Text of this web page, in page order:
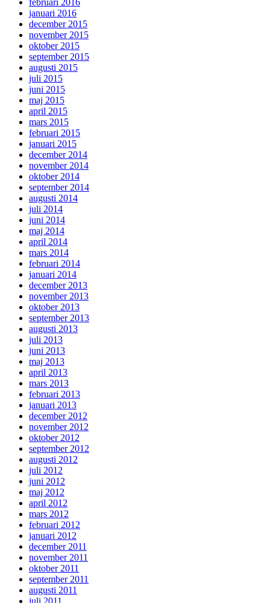
januari 2016
december 2015
november 2015
oktober 2015
september 2015
augusti 2015
juli 2015
juni 2015
maj 2015
april 2015
mars 2015
februari 2015
januari 2015
december 2014
november 2014
oktober 2014
september 2014
augusti 2014
juli 2014
juni 2014
maj 2014
april 2014
mars 2014
februari 2014
januari 2014
december 2013
november 2013
oktober 2013
september 2013
augusti 2013
juli 2013
juni 2013
maj 2013
april 2013
mars 2013
februari 2013
januari 2013
december 2012
november 2012
oktober 2012
september 2012
augusti 2012
juli 2012
juni 2012
maj 2012
april 2012
mars 2012
februari 2012
januari 2012
december 2011
november 2011
oktober 2011
september 2011
augusti 2011
juli 2011